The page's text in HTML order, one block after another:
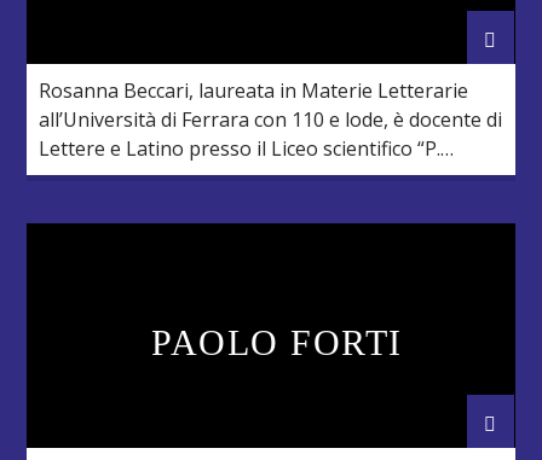
Rosanna Beccari, laureata in Materie Letterarie
all’Università di Ferrara con 110 e lode, è docente di
Lettere e Latino presso il Liceo scientifico “P.
Paleocapa” di Rovigo, dove nel corso degli anni ha
PAOLO FORTI